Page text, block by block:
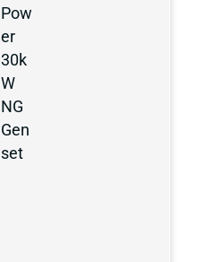
Pow
er
30k
W
NG
Gen
set